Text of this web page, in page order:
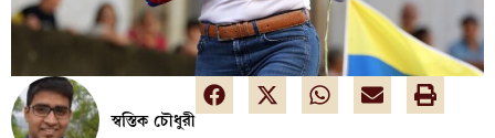
স্বস্তিক চৌধুরী